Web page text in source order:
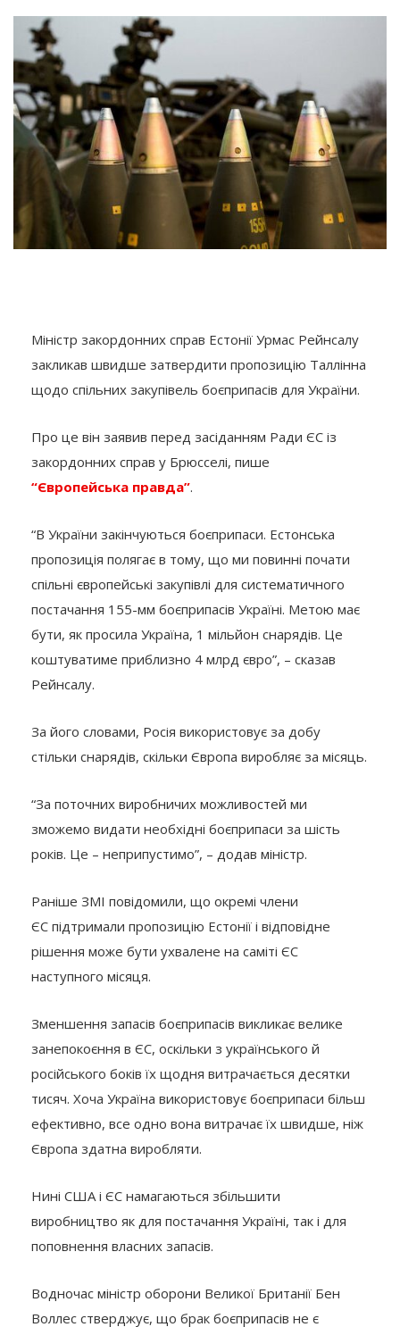
Міністр закордонних справ Естонії Урмас Рейнсалу
закликав швидше затвердити пропозицію Таллінна
щодо спільних закупівель боєприпасів для України.
Про це він заявив перед засіданням Ради ЄС із
закордонних справ у Брюсселі, пише
“Європейська правда”.
“В України закінчуються боєприпаси. Естонська
пропозиція полягає в тому, що ми повинні почати
спільні європейські закупівлі для систематичного
постачання 155-мм боєприпасів Україні. Метою має
бути, як просила Україна, 1 мільйон снарядів. Це
коштуватиме приблизно 4 млрд євро”, – сказав
Рейнсалу.
За його словами, Росія використовує за добу
стільки снарядів, скільки Європа виробляє за місяць.
“За поточних виробничих можливостей ми
зможемо видати необхідні боєприпаси за шість
років. Це – неприпустимо”, – додав міністр.
Раніше ЗМІ повідомили, що окремі члени
ЄС підтримали пропозицію Естонії і відповідне
рішення може бути ухвалене на саміті ЄС
наступного місяця.
Зменшення запасів боєприпасів викликає велике
занепокоєння в ЄС, оскільки з українського й
російського боків їх щодня витрачається десятки
тисяч. Хоча Україна використовує боєприпаси більш
ефективно, все одно вона витрачає їх швидше, ніж
Європа здатна виробляти.
Нині США і ЄС намагаються збільшити
виробництво як для постачання Україні, так і для
поповнення власних запасів.
Водночас міністр оборони Великої Британії Бен
Воллес стверджує, що брак боєприпасів не є